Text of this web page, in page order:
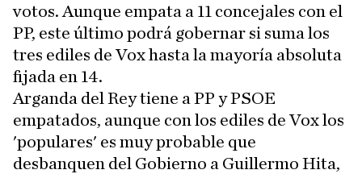
votos. Aunque empata a 11 concejales con el
PP, este último podrá gobernar si suma los
tres ediles de Vox hasta la mayoría absoluta
fijada en 14.
Arganda del Rey tiene a PP y PSOE
empatados, aunque con los ediles de Vox los
'populares' es muy probable que
desbanquen del Gobierno a Guillermo Hita,